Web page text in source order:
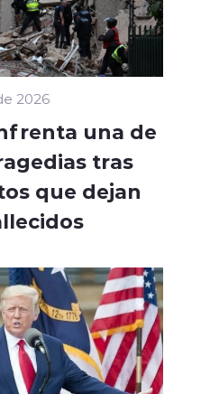
2026
una de
tras
que dejan